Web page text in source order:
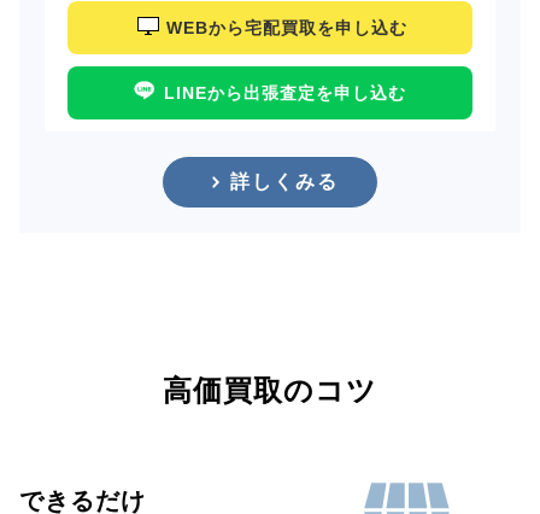
WEBから宅配買取を申し込む
LINEから出張査定を申し込む
詳しくみる
高価買取のコツ
できるだけ